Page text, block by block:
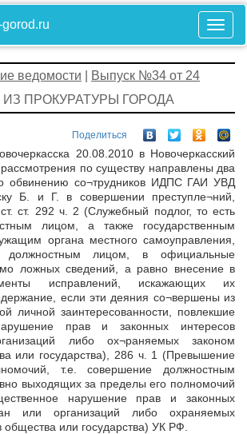
ведомости
Выпуск №34 от 24
| ИЗ ПРОКУРАТУРЫ ГОРОДА
Поделиться
20.08.2010 в Новочеркасский
рассмотрения по существу направлены два
обвинению со¬трудников ИДПС ГАИ УВД
Б. и Г. в совершении преступле¬ний,
ст. 292 ч. 2 (Служебный подлог, то есть
лицом, а также государственным
органа местного самоуправления,
лицом, в официальные
ложных сведений, а равно внесение в
исправлений, искажающих их
если эти деяния со¬вершены из
личной заинтересованности, повлекшие
прав и законных интересов
либо ох¬раняемых законом
или государства), 286 ч. 1 (Превышение
т.е. совершение должностным
выходящих за пределы его полномочий
нарушение прав и законных
или организаций либо охраняемых
общества или государства) УК РФ.